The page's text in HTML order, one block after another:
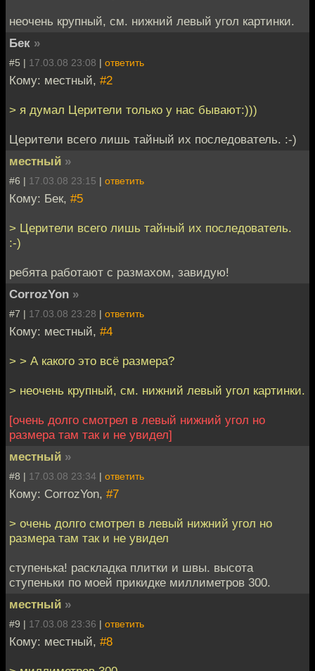
неочень крупный, см. нижний левый угол картинки.
Бек »
#5 | 17.03.08 23:08 | ответить
Кому: местный, #2
> я думал Церители только у нас бывают:)))
Церители всего лишь тайный их последователь. :-)
местный »
#6 | 17.03.08 23:15 | ответить
Кому: Бек, #5
> Церители всего лишь тайный их последователь.
:-)
ребята работают с размахом, завидую!
CorrozYon »
#7 | 17.03.08 23:28 | ответить
Кому: местный, #4
> > А какого это всё размера?
> неочень крупный, см. нижний левый угол картинки.
[очень долго смотрел в левый нижний угол но
размера там так и не увидел]
местный »
#8 | 17.03.08 23:34 | ответить
Кому: CorrozYon, #7
> очень долго смотрел в левый нижний угол но
размера там так и не увидел
ступенька! раскладка плитки и швы. высота
ступеньки по моей прикидке миллиметров 300.
местный »
#9 | 17.03.08 23:36 | ответить
Кому: местный, #8